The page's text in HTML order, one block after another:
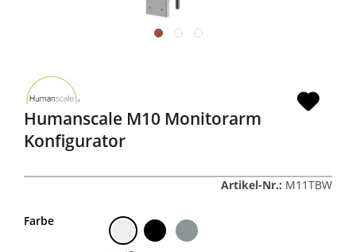
Humanscale M10 Monitorarm
Konfigurator
Artikel-Nr.: M11TBW
Farbe